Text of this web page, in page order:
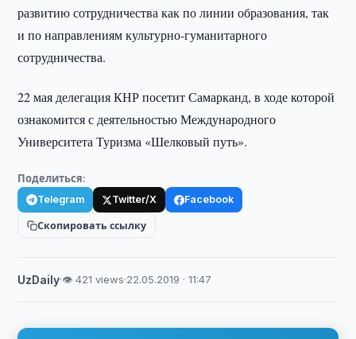
развитию сотрудничества как по линии образования, так
и по направлениям культурно-гуманитарного
сотрудничества.
22 мая делегация КНР посетит Самарканд, в ходе которой
ознакомится с деятельностью Международного
Университета Туризма «Шелковый путь».
Поделиться:
Telegram Twitter/X Facebook
Скопировать ссылку
UzDaily·👁 421 views·22.05.2019 · 11:47